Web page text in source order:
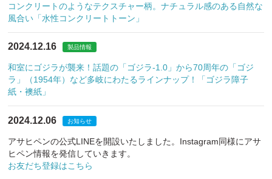
コンクリートのようなテクスチャー柄。ナチュラル感のある自然な
風合い「水性コンクリートトーン」
2024.12.16 製品情報
和室にゴジラが襲来！話題の「ゴジラ-1.0」から70周年の「ゴジ
ラ」（1954年）など多岐にわたるラインナップ！「ゴジラ障子
紙・襖紙」
2024.12.06 お知らせ
アサヒペンの公式LINEを開設いたしました。Instagram同様にアサ
ヒペン情報を発信していきます。
お友だち登録はこちら